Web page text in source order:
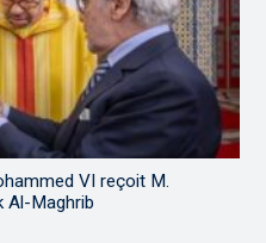
VI reçoit M.
Al-Maghrib